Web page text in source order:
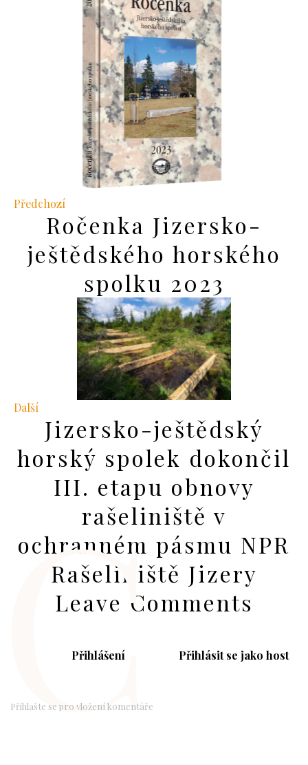
Předchozí
Ročenka Jizersko-
ještědského horského
spolku 2023
Další
Jizersko-ještědský
horský spolek dokončil
III. etapu obnovy
rašeliniště v
ochranném pásmu NPR
Rašeliniště Jizery
Leave Comments
C
Přihlášení Přihlásit se jako host